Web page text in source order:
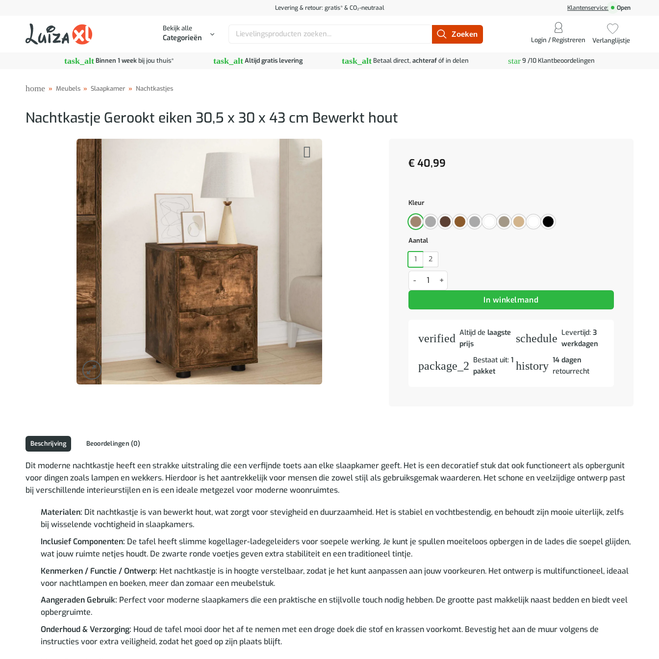
Levering & retour: gratis* & CO₂-neutraal Klantenservice: Open
Bekijk alle
Categorieën
Zoeken
Login / Registreren Verlanglijstje
task_altBinnen 1 weekbij jou thuis* task_altAltijd gratis levering task_alt Betaal direct, achterafóf in delen star9 /10 Klantbeoordelingen
home » Meubels » Slaapkamer » Nachtkastjes
Nachtkastje Gerookt eiken 30,5 x 30 x 43 cm Bewerkt hout
€ 40,99
Kleur
Aantal
1
2
Nachtkastje Gerookt eiken 30,5 x 30 x 43 cm Bewerkt hout aantal
In winkelmand
verified Altijd de laagste
prijs
schedule Levertijd:3
werkdagen
package_2 Bestaat uit: 1
pakket
history 14 dagen
retourrecht
Beschrijving Beoordelingen (0)
Dit moderne nachtkastje heeft een strakke uitstraling die een verfijnde toets aan elke slaapkamer geeft. Het is een decoratief stuk dat ook functioneert als opbergunit
voor dingen zoals lampen en wekkers. Hierdoor is het aantrekkelijk voor mensen die zowel stijl als gebruiksgemak waarderen. Het schone en veelzijdige ontwerp past
bij verschillende interieurstijlen en is een ideale metgezel voor moderne woonruimtes.
Materialen: Dit nachtkastje is van bewerkt hout, wat zorgt voor stevigheid en duurzaamheid. Het is stabiel en vochtbestendig, en behoudt zijn mooie uiterlijk, zelfs
bij wisselende vochtigheid in slaapkamers.
Inclusief Componenten: De tafel heeft slimme kogellager-ladegeleiders voor soepele werking. Je kunt je spullen moeiteloos opbergen in de lades die soepel glijden,
wat jouw ruimte netjes houdt. De zwarte ronde voetjes geven extra stabiliteit en een traditioneel tintje.
Kenmerken / Functie / Ontwerp: Het nachtkastje is in hoogte verstelbaar, zodat je het kunt aanpassen aan jouw voorkeuren. Het ontwerp is multifunctioneel, ideaal
voor nachtlampen en boeken, meer dan zomaar een meubelstuk.
Aangeraden Gebruik: Perfect voor moderne slaapkamers die een praktische en stijlvolle touch nodig hebben. De grootte past makkelijk naast bedden en biedt veel
opbergruimte.
Onderhoud & Verzorging: Houd de tafel mooi door het af te nemen met een droge doek die stof en krassen voorkomt. Bevestig het aan de muur volgens de
instructies voor extra veiligheid, zodat het goed op zijn plaats blijft.